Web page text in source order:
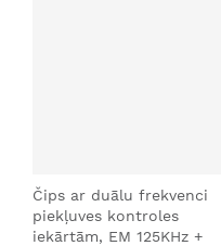
Čips ar duālu frekvenci
piekļuves kontroles
iekārtām, EM 125KHz +